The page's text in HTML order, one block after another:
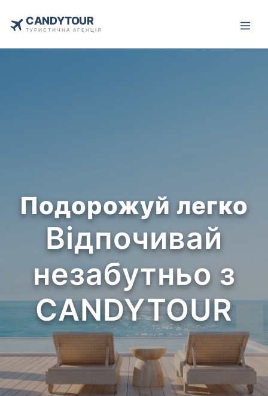
CANDYTOUR
ТУРИСТИЧНА АГЕНЦІЯ
Подорожуй легко
Відпочивай
незабутньо з
CANDYTOUR